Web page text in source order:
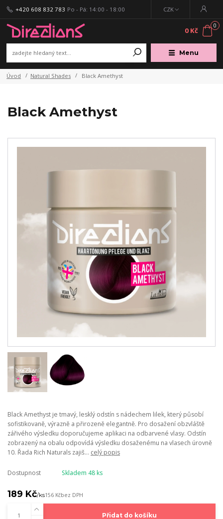
Menu
CZK
+420 608 832 783 Po - Pá: 14:00 - 18:00
0
0 Kč
Úvod Natural Shades Black Amethyst
Black Amethyst
Black Amethyst je tmavý, lesklý odstín s nádechem lilek, který působí
sofistikovaně, výrazně a přirozeně elegantně. Pro dosažení obzvláště
zářivého výsledku doporučujeme aplikaci na odbarvené vlasy. Odstín
zobrazený na obalu odpovídá výsledku dosaženému na vlasech úrovně
10. Řada Rich Naturals zajiš... celý popis
Dostupnost Skladem 48 ks
189 Kč/ks156 Kčbez DPH
Přidat do košíku